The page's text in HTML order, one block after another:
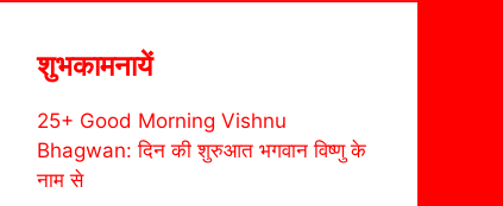
शुभकामनायें
25+ Good Morning Vishnu
Bhagwan: दिन की शुरुआत भगवान विष्णु के
नाम से